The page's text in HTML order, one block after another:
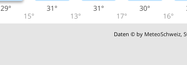
29°
15°
31°
13°
31°
17°
30°
16°
Daten © by MeteoSchweiz,